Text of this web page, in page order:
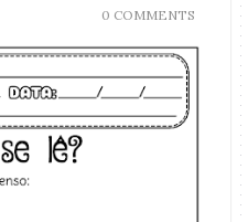
0 COMMENTS